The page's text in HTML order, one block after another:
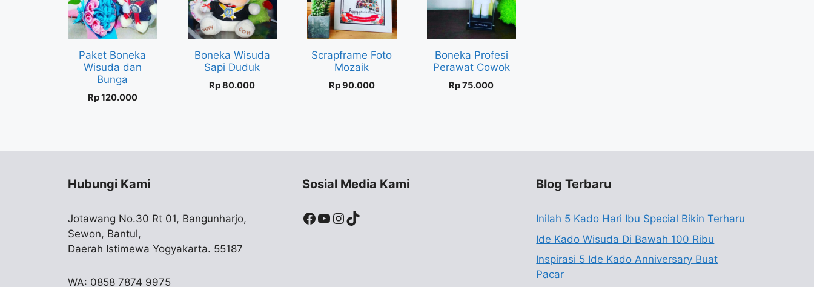
Paket Boneka
Wisuda dan
Bunga
Rp120.000
Boneka Wisuda
Sapi Duduk
Rp80.000
Scrapframe Foto
Mozaik
Rp90.000
Boneka Profesi
Perawat Cowok
Rp75.000
Hubungi Kami
Jotawang No.30 Rt 01, Bangunharjo,
Sewon, Bantul,
Daerah Istimewa Yogyakarta. 55187
WA: 0858 7874 9975
Sosial Media Kami
Facebook
YouTube
Instagram
TikTok
Blog Terbaru
Inilah 5 Kado Hari Ibu Special Bikin Terharu
Ide Kado Wisuda Di Bawah 100 Ribu
Inspirasi 5 Ide Kado Anniversary Buat
Pacar